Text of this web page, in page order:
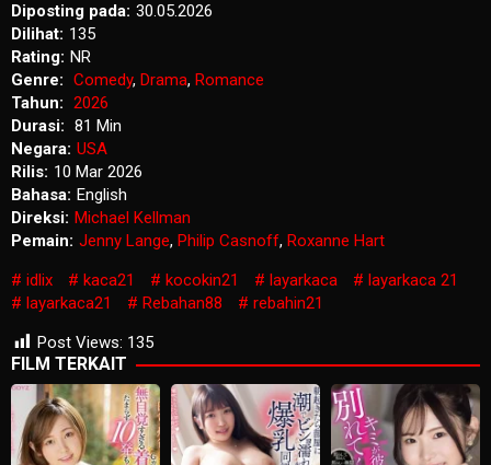
Diposting pada: 30.05.2026
Dilihat: 135
Rating: NR
Genre: Comedy, Drama, Romance
Tahun: 2026
Durasi: 81 Min
Negara: USA
Rilis: 10 Mar 2026
Bahasa: English
Direksi: Michael Kellman
Pemain: Jenny Lange, Philip Casnoff, Roxanne Hart
idlix
kaca21 kocokin21 layarkaca
layarkaca 21
layarkaca21
Rebahan88
rebahin21
Post Views: 135
FILM TERKAIT